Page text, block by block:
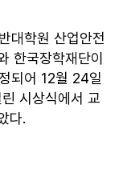
대학원 산업안전
한국장학재단이
되어 12월 24일
시상식에서 교
다.